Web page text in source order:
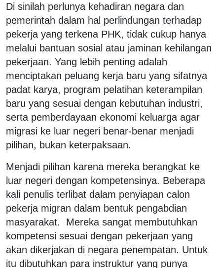
Di sinilah perlunya kehadiran negara dan
pemerintah dalam hal perlindungan terhadap
pekerja yang terkena PHK, tidak cukup hanya
melalui bantuan sosial atau jaminan kehilangan
pekerjaan. Yang lebih penting adalah
menciptakan peluang kerja baru yang sifatnya
padat karya, program pelatihan keterampilan
baru yang sesuai dengan kebutuhan industri,
serta pemberdayaan ekonomi keluarga agar
migrasi ke luar negeri benar-benar menjadi
pilihan, bukan keterpaksaan.
Menjadi pilihan karena mereka berangkat ke
luar negeri dengan kompetensinya. Beberapa
kali penulis terlibat dalam penyiapan calon
pekerja migran dalam bentuk pengabdian
masyarakat. Mereka sangat membutuhkan
kompetensi sesuai dengan pekerjaan yang
akan dikerjakan di negara penempatan. Untuk
itu dibutuhkan para instruktur yang punya